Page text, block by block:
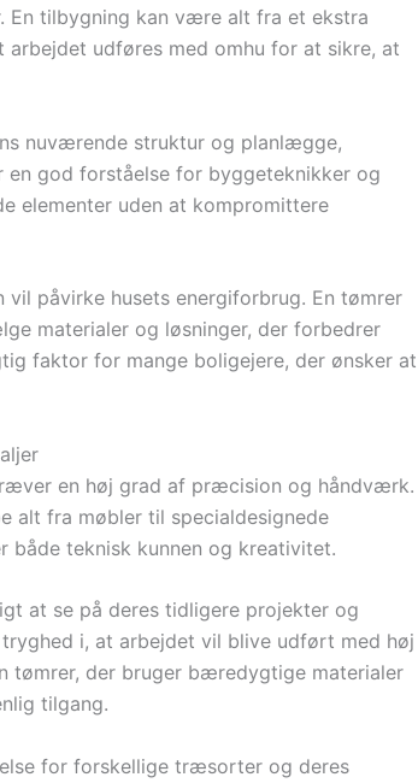
En tilbygning kan være alt fra et ekstra
udføres med omhu for at sikre, at
nuværende struktur og planlægge,
god forståelse for byggeteknikker og
elementer uden at kompromittere
påvirke husets energiforbrug. En tømrer
materialer og løsninger, der forbedrer
faktor for mange boligejere, der ønsker at
en høj grad af præcision og håndværk.
alt fra møbler til specialdesignede
både teknisk kunnen og kreativitet.
at se på deres tidligere projekter og
i, at arbejdet vil blive udført med høj
tømrer, der bruger bæredygtige materialer
tilgang.
for forskellige træsorter og deres